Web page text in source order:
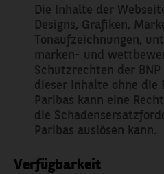
Die Inhalte der
Designs, Grafiken,
Tonaufzeichnungen,
marken- und
Schutzrechten der
dieser Inhalte ohne die
Paribas kann eine
die
Paribas auslösen kann.
Verfügbarkeit